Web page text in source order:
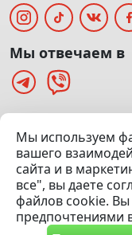
(Офис: 5 этаж |
Посмотреть на карте
© 2020 — 2026
192961100 |
Мы используем
вашего
сайта и в
все", вы даете
файлов cookie.
предпочтениями
Мы отвечаем в